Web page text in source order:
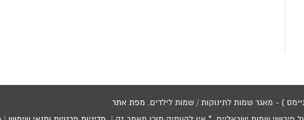
מפת אתר